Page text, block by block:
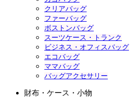
クリアバッグ
ファーバッグ
ボストンバッグ
スーツケース・トランク
ビジネス・オフィスバッグ
エコバッグ
ママバッグ
バッグアクセサリー
財布・ケース・小物